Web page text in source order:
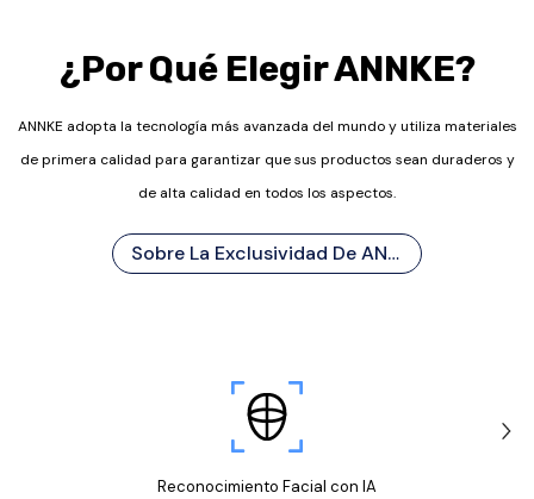
¿Por Qué Elegir ANNKE?
ANNKE adopta la tecnología más avanzada del mundo y utiliza materiales
de primera calidad para garantizar que sus productos sean duraderos y
de alta calidad en todos los aspectos.
Sobre La Exclusividad De ANNKE
Reconocimiento Facial con IA